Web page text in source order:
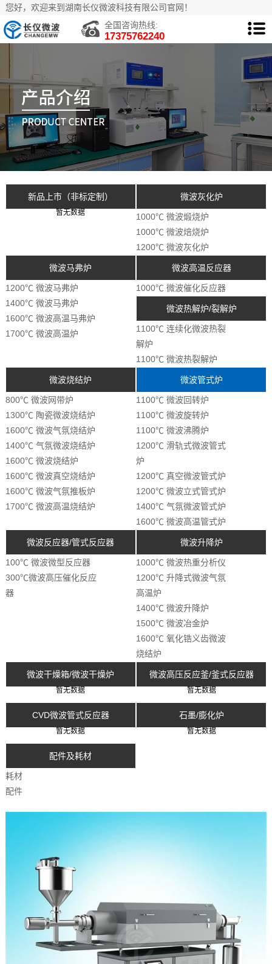
您好，欢迎来到湖南长仪微波科技有限公司官网！
全国咨询热线:
17375762240
新品上市（非标定制）
暂无数据
微波灰化炉
1000℃ 微波煅烧炉
1000℃ 微波焙烧炉
1200℃ 微波灰化炉
微波马弗炉
1200℃ 微波马弗炉
1400℃ 微波马弗炉
1600℃ 微波高温马弗炉
1700℃ 微波高温炉
微波高温反应器
1000℃ 微波催化反应器
微波热解炉/裂解炉
1100℃ 连续化微波热裂
解炉
1100℃ 微波热裂解炉
微波烧结炉
800℃ 微波网带炉
1300℃ 陶瓷微波烧结炉
1600℃ 微波气氛烧结炉
1400℃ 气氛微波烧结炉
1600℃ 微波烧结炉
1600℃ 微波真空烧结炉
1600℃ 微波气氛推板炉
1700℃ 微波高温烧结炉
微波管式炉
1100℃ 微波回转炉
1100℃ 微波旋转炉
1100℃ 微波沸腾炉
1200℃ 滑轨式微波管式
炉
1200℃ 真空微波管式炉
1200℃ 微波立式管式炉
1400℃ 气氛微波管式炉
1600℃ 微波高温管式炉
微波反应器/管式反应器
100℃ 微波微型反应器
300℃微波高压催化反应
器
微波升降炉
1000℃ 微波热重分析仪
1200℃ 升降式微波气氛
高温炉
1400℃ 微波升降炉
1500℃ 微波冶金炉
1600℃ 氧化锆义齿微波
烧结炉
微波干燥箱/微波干燥炉
暂无数据
微波高压反应釜/釜式反应器
暂无数据
CVD微波管式反应器
暂无数据
石墨/膨化炉
暂无数据
配件及耗材
耗材
配件